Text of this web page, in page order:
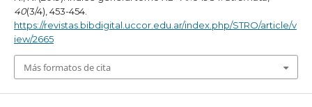
40(3/4), 453-454.
https://revistas.bibdigital.uccor.edu.ar/index.php/STRO/article/v
iew/2665
Más formatos de cita